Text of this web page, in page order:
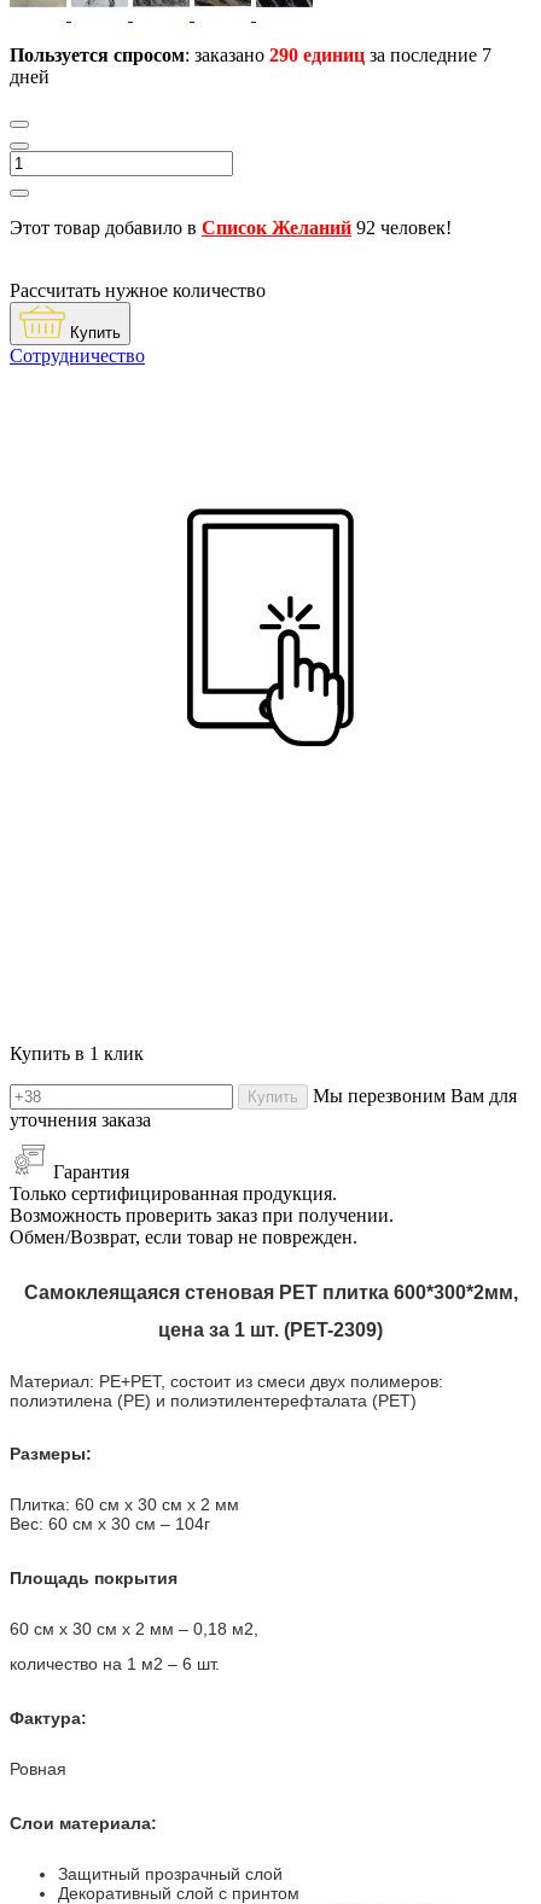
Пользуется спросом: заказано 290 единиц за последние 7
дней
Этот товар добавило в Список Желаний 92 человек!
Рассчитать нужное количество
Купить
Сотрудничество
Купить в 1 клик
Купить
Мы перезвоним Вам для
уточнения заказа
Гарантия
Только сертифицированная продукция.
Возможность проверить заказ при получении.
Обмен/Возврат, если товар не поврежден.
Самоклеящаяся стеновая PET плитка 600*300*2мм,
цена за 1 шт. (PET-2309)
Материал: PE+PET, состоит из смеси двух полимеров:
полиэтилена (PE) и полиэтилентерефталата (PET)
Размеры:
Плитка: 60 см х 30 см х 2 мм
Вес: 60 см х 30 см – 104г
Площадь покрытия
60 см х 30 см х 2 мм – 0,18 м2,
количество на 1 м2 – 6 шт.
Фактура:
Ровная
Слои материала:
Защитный прозрачный слой
Декоративный слой с принтом